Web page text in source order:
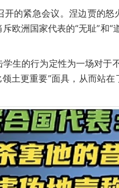
的紧急会议。涅边贾的
欧洲国家代表的“无耻”和“
生的行为定性为一场对于
土更重要”面具，从而站